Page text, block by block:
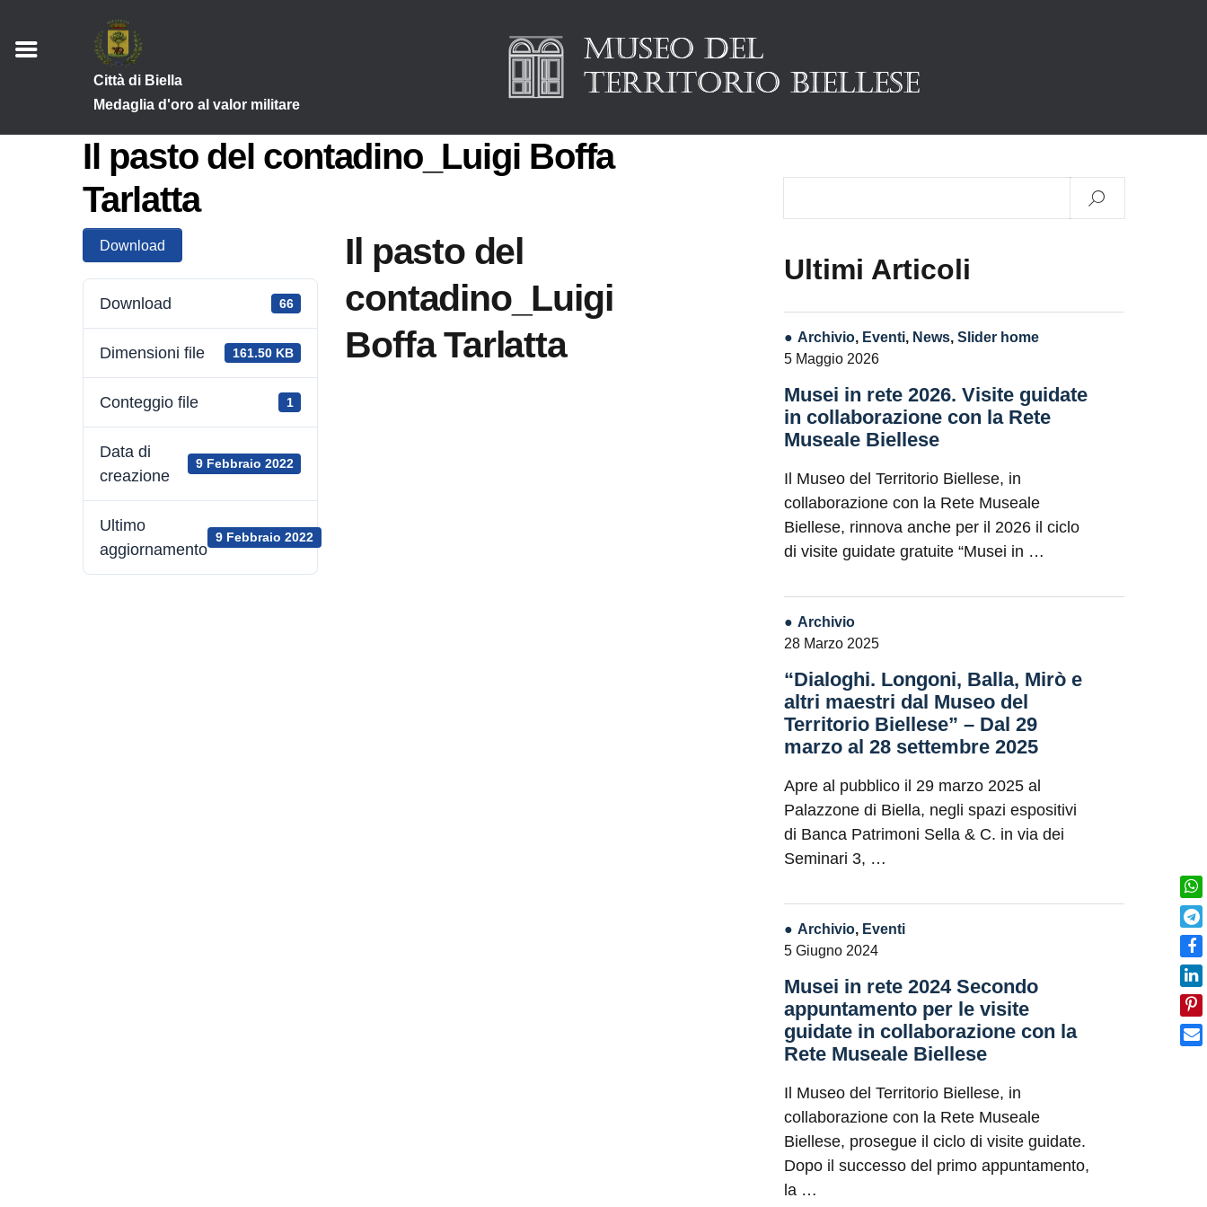
Città di Biella
Medaglia d'oro al valor militare
Il pasto del contadino_Luigi Boffa
Tarlatta
Download
Download 66
Dimensioni file 161.50 KB
Conteggio file 1
Data di
creazione
9 Febbraio 2022
Ultimo
aggiornamento
9 Febbraio 2022
Il pasto del
contadino_Luigi
Boffa Tarlatta
Ultimi Articoli
Archivio, Eventi, News,Slider home
5 Maggio 2026
Musei in rete 2026. Visite guidate
in collaborazione con la Rete
Museale Biellese
Il Museo del Territorio Biellese, in
collaborazione con la Rete Museale
Biellese, rinnova anche per il 2026 il ciclo
di visite guidate gratuite “Musei in …
Archivio
28 Marzo 2025
“Dialoghi. Longoni, Balla, Mirò e
altri maestri dal Museo del
Territorio Biellese” – Dal 29
marzo al 28 settembre 2025
Apre al pubblico il 29 marzo 2025 al
Palazzone di Biella, negli spazi espositivi
di Banca Patrimoni Sella & C. in via dei
Seminari 3, …
Archivio, Eventi
5 Giugno 2024
Musei in rete 2024 Secondo
appuntamento per le visite
guidate in collaborazione con la
Rete Museale Biellese
Il Museo del Territorio Biellese, in
collaborazione con la Rete Museale
Biellese, prosegue il ciclo di visite guidate.
Dopo il successo del primo appuntamento,
la …